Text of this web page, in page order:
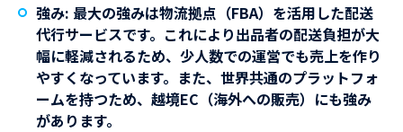
強み: 最大の強みは物流拠点（FBA）を活用した配送
代行サービスです。これにより出品者の配送負担が大
幅に軽減されるため、少人数での運営でも売上を作り
やすくなっています。また、世界共通のプラットフォ
ームを持つため、越境EC（海外への販売）にも強み
があります。